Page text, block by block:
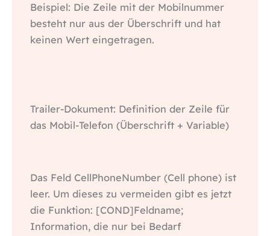
Beispiel: Die Zeile mit der Mobilnummer
besteht nur aus der Überschrift und hat
keinen Wert eingetragen.
Trailer-Dokument: Definition der Zeile für
das Mobil-Telefon (Überschrift + Variable)
Das Feld CellPhoneNumber (Cell phone) ist
leer. Um dieses zu vermeiden gibt es jetzt
die Funktion: [COND]Feldname;
Information, die nur bei Bedarf